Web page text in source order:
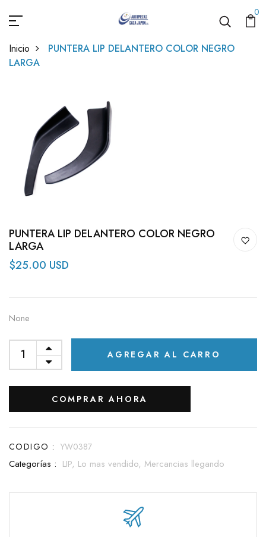
0
Inicio
PUNTERA LIP DELANTERO COLOR NEGRO
LARGA
PUNTERA LIP DELANTERO COLOR NEGRO
LARGA
$25.00 USD
None
AGREGAR AL CARRO
COMPRAR AHORA
CODIGO : YW0387
Categorías : LIP, Lo mas vendido, Mercancias llegando